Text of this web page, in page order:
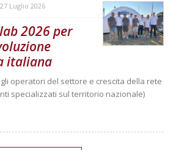
27 Luglio 2026
2026 per
italiana
operatori del settore e crescita della rete
specializzati sul territorio nazionale)